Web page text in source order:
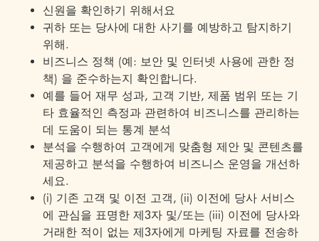
신원을 확인하기 위해서요
귀하 또는 당사에 대한 사기를 예방하고 탐지하기
위해.
비즈니스 정책 (예: 보안 및 인터넷 사용에 관한 정
책) 을 준수하는지 확인합니다.
예를 들어 재무 성과, 고객 기반, 제품 범위 또는 기
타 효율적인 측정과 관련하여 비즈니스를 관리하는
데 도움이 되는 통계 분석
분석을 수행하여 고객에게 맞춤형 제안 및 콘텐츠를
제공하고 분석을 수행하여 비즈니스 운영을 개선하
세요.
(i) 기존 고객 및 이전 고객, (ii) 이전에 당사 서비스
에 관심을 표명한 제3자 및/또는 (iii) 이전에 당사와
거래한 적이 없는 제3자에게 마케팅 자료를 전송하